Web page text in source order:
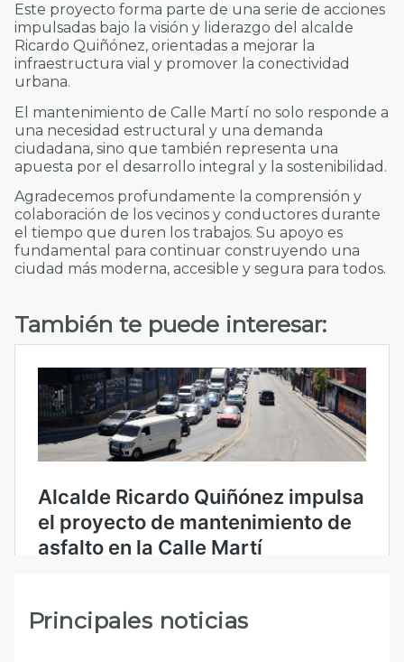
Este proyecto forma parte de una serie de acciones
impulsadas bajo la visión y liderazgo del alcalde
Ricardo Quiñónez, orientadas a mejorar la
infraestructura vial y promover la conectividad
urbana.
El mantenimiento de Calle Martí no solo responde a
una necesidad estructural y una demanda
ciudadana, sino que también representa una
apuesta por el desarrollo integral y la sostenibilidad.
Agradecemos profundamente la comprensión y
colaboración de los vecinos y conductores durante
el tiempo que duren los trabajos. Su apoyo es
fundamental para continuar construyendo una
ciudad más moderna, accesible y segura para todos.
También te puede interesar:
Principales noticias